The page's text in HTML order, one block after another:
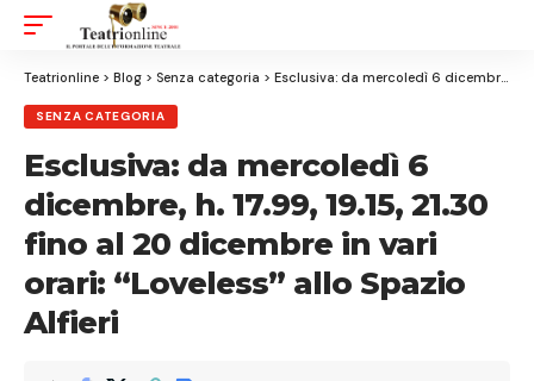
Resizer
Teatrionline > Blog > Senza categoria > Esclusiva: da mercoledì 6 dicembre, h. 17.99, 19.15, 21.30 fino al 20 dicembre in vari orari: “Loveless” allo Spazio Alfieri
SENZA CATEGORIA
Esclusiva: da mercoledì 6
dicembre, h. 17.99, 19.15, 21.30
fino al 20 dicembre in vari
orari: “Loveless” allo Spazio
Alfieri